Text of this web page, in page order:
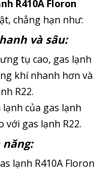
R410A Floron
chẳng hạn như:
và sâu:
tụ cao, gas lạnh
khí nhanh hơn và
R22.
của gas lạnh
với gas lạnh R22.
lạnh R410A Floron